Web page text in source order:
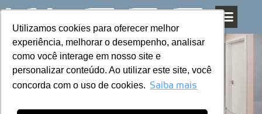
Utilizamos cookies para oferecer melhor
experiência, melhorar o desempenho, analisar
como você interage em nosso site e
personalizar conteúdo. Ao utilizar este site, você
concorda com o uso de cookies. Saiba mais
Utilizamos cookies para oferecer melhor
experiência, melhorar o desempenho, analisar
como você interage em nosso site e
personalizar conteúdo. Ao utilizar este site, você
concorda com o uso de cookies. Saiba mais
Pular
para
o
conteúdo
Blog